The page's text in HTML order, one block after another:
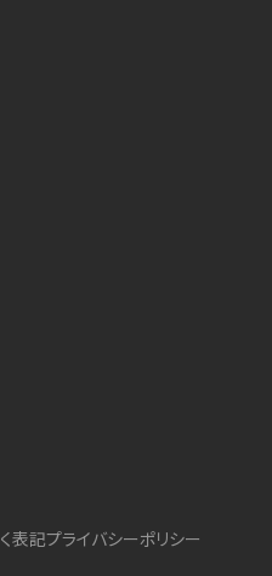
表記プライバシーポリシー